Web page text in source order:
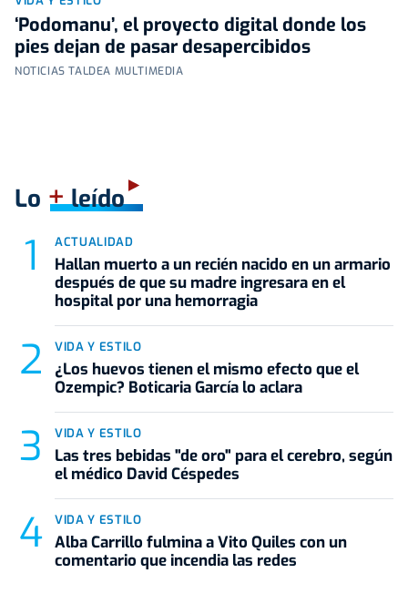
‘Podomanu’, el proyecto digital donde los
pies dejan de pasar desapercibidos
NOTICIAS TALDEA MULTIMEDIA
Lo +leído
ACTUALIDAD
Hallan muerto a un recién nacido en un armario
después de que su madre ingresara en el
hospital por una hemorragia
VIDA Y ESTILO
¿Los huevos tienen el mismo efecto que el
Ozempic? Boticaria García lo aclara
VIDA Y ESTILO
Las tres bebidas "de oro" para el cerebro, según
el médico David Céspedes
VIDA Y ESTILO
Alba Carrillo fulmina a Vito Quiles con un
comentario que incendia las redes